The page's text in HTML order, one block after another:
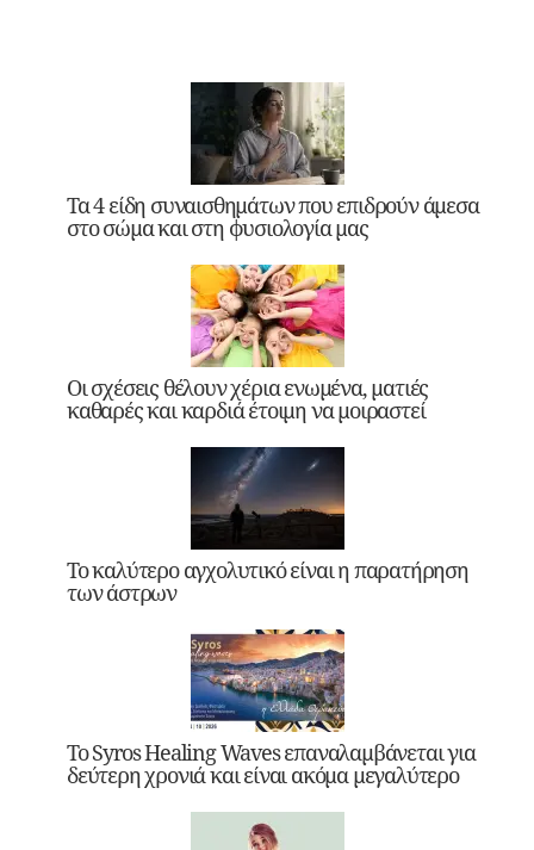
Τα 4 είδη συναισθημάτων που επιδρούν άμεσα
στο σώμα και στη φυσιολογία μας
Οι σχέσεις θέλουν χέρια ενωμένα, ματιές
καθαρές και καρδιά έτοιμη να μοιραστεί
Το καλύτερο αγχολυτικό είναι η παρατήρηση
των άστρων
Το Syros Healing Waves επαναλαμβάνεται για
δεύτερη χρονιά και είναι ακόμα μεγαλύτερο